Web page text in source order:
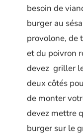
besoin de
burger au
provolone, de
et du poivron
devez griller
deux côtés
de monter
devez mettre
burger sur le